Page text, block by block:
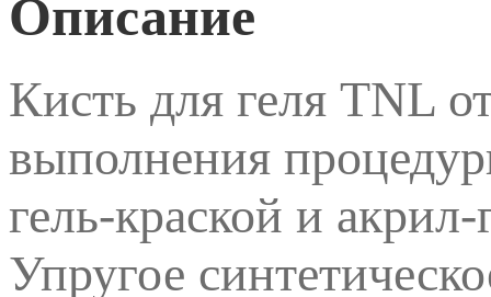
Описание
Кисть для геля TNL
выполнения
гель-краской и акрил-
Упругое